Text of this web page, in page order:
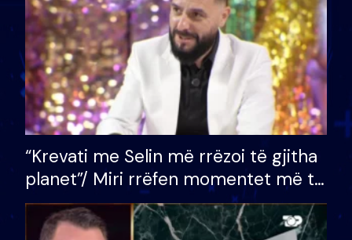
“Krevati me Selin më rrëzoi të gjitha
planet”/ Miri rrëfen momentet më të
bukura në shtëpinë e BB VIP: Do më
mungojë zilja e mëngjesit kur…